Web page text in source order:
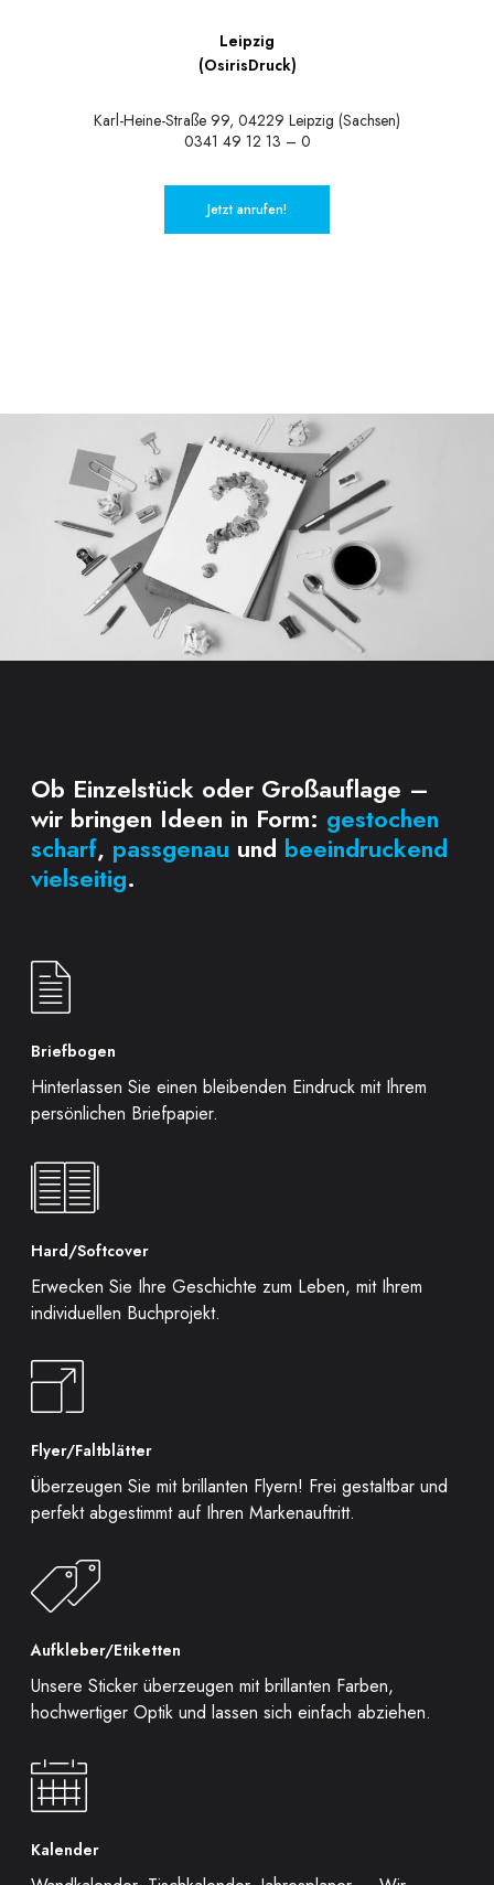
Leipzig
(OsirisDruck)
Karl-Heine-Straße 99, 04229 Leipzig (Sachsen)
0341 49 12 13 – 0
Jetzt anrufen!
Ob Einzelstück oder Großauflage –
wir bringen Ideen in Form: gestochen
scharf, passgenau und beeindruckend
vielseitig.
Briefbogen
Hinterlassen Sie einen bleibenden Eindruck mit Ihrem
persönlichen Briefpapier.
Hard/Softcover
Erwecken Sie Ihre Geschichte zum Leben, mit Ihrem
individuellen Buchprojekt.
Flyer/Faltblätter
Überzeugen Sie mit brillanten Flyern! Frei gestaltbar und
perfekt abgestimmt auf Ihren Markenauftritt.
Aufkleber/Etiketten
Unsere Sticker überzeugen mit brillanten Farben,
hochwertiger Optik und lassen sich einfach abziehen.
Kalender